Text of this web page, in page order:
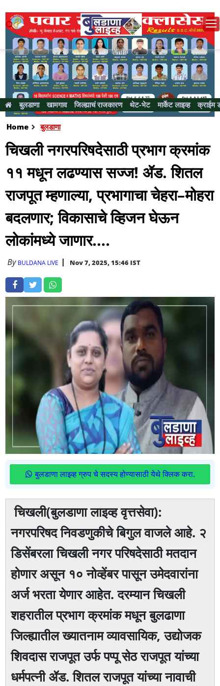
बुलडाणा खामगाव जिल्ह्याचं राजकारण थेट-भेट मार्केट लाइव्ह क्राईम
Home बुलडाणा
चिखली नगरपरिषदेसाठी प्रभाग क्रमांक
११ मधून लढण्यास सज्ज! ॲड. शितल
राजपूत म्हणाल्या, प्रभागाचा चेहरा–मोहरा
बदलणार; विकासाचे व्हिजन घेऊन
लोकांमध्ये जाणार....
By BULDANA LIVE Nov 7, 2025, 15:46 IST
बुलडाणा लाइव्ह ग्रुप चे सदस्य होण्यासाठी येथे क्लिक करा.
चिखली(बुलडाणा लाइव्ह वृत्तसेवा):
नगरपरिषद निवडणुकीचे बिगुल वाजले आहे. २
डिसेंबरला चिखली नगर परिषदेसाठी मतदान
होणार असून १० नोव्हेंबर पासून उमेदवारांना
अर्ज भरता येणार आहेत. दरम्यान चिखली
शहरातील प्रभाग क्रमांक मधून बुलढाणा
जिल्ह्यातील ख्यातनाम व्यावसायिक, उद्योजक
शिवदास राजपूत उर्फ पप्पू सेठ राजपूत यांच्या
धर्मपत्नी ॲड. शितल राजपूत यांच्या नावाची